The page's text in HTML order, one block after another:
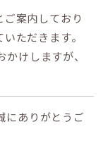
案内しており
ただきます。
けしますが、
にありがとうご